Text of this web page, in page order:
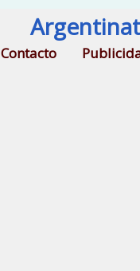
Contacto